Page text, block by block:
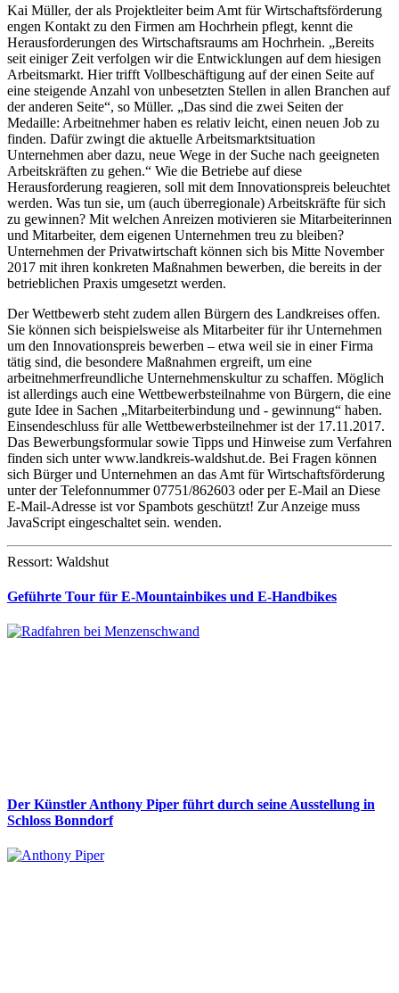
Kai Müller, der als Projektleiter beim Amt für Wirtschaftsförderung
engen Kontakt zu den Firmen am Hochrhein pflegt, kennt die
Herausforderungen des Wirtschaftsraums am Hochrhein. „Bereits
seit einiger Zeit verfolgen wir die Entwicklungen auf dem hiesigen
Arbeitsmarkt. Hier trifft Vollbeschäftigung auf der einen Seite auf
eine steigende Anzahl von unbesetzten Stellen in allen Branchen auf
der anderen Seite“, so Müller. „Das sind die zwei Seiten der
Medaille: Arbeitnehmer haben es relativ leicht, einen neuen Job zu
finden. Dafür zwingt die aktuelle Arbeitsmarktsituation
Unternehmen aber dazu, neue Wege in der Suche nach geeigneten
Arbeitskräften zu gehen.“ Wie die Betriebe auf diese
Herausforderung reagieren, soll mit dem Innovationspreis beleuchtet
werden. Was tun sie, um (auch überregionale) Arbeitskräfte für sich
zu gewinnen? Mit welchen Anreizen motivieren sie Mitarbeiterinnen
und Mitarbeiter, dem eigenen Unternehmen treu zu bleiben?
Unternehmen der Privatwirtschaft können sich bis Mitte November
2017 mit ihren konkreten Maßnahmen bewerben, die bereits in der
betrieblichen Praxis umgesetzt werden.
Der Wettbewerb steht zudem allen Bürgern des Landkreises offen.
Sie können sich beispielsweise als Mitarbeiter für ihr Unternehmen
um den Innovationspreis bewerben – etwa weil sie in einer Firma
tätig sind, die besondere Maßnahmen ergreift, um eine
arbeitnehmerfreundliche Unternehmenskultur zu schaffen. Möglich
ist allerdings auch eine Wettbewerbsteilnahme von Bürgern, die eine
gute Idee in Sachen „Mitarbeiterbindung und - gewinnung“ haben.
Einsendeschluss für alle Wettbewerbsteilnehmer ist der 17.11.2017.
Das Bewerbungsformular sowie Tipps und Hinweise zum Verfahren
finden sich unter www.landkreis-waldshut.de. Bei Fragen können
sich Bürger und Unternehmen an das Amt für Wirtschaftsförderung
unter der Telefonnummer 07751/862603 oder per E-Mail an Diese
E-Mail-Adresse ist vor Spambots geschützt! Zur Anzeige muss
JavaScript eingeschaltet sein. wenden.
Ressort: Waldshut
Geführte Tour für E-Mountainbikes und E-Handbikes
Der Künstler Anthony Piper führt durch seine Ausstellung in
Schloss Bonndorf